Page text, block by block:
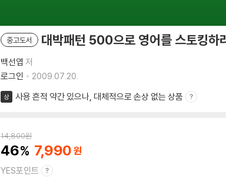
중고도서 대박패턴 500으로 영어를 스토킹하
백선엽 저
로그인
2009.07.20.
상 사용 흔적 약간 있으나, 대체적으로 손상 없는 상품
14,800원
46 7,990
YES포인트